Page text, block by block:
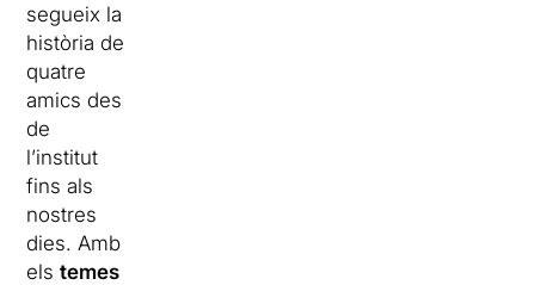
segueix la
història de
quatre
amics des
de
l’institut
fins als
nostres
dies. Amb
elstemes